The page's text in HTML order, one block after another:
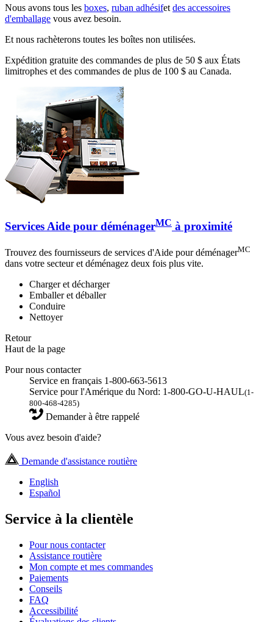
Nous avons tous les boxes, ruban adhésifet des accessoires
d'emballage vous avez besoin.
Et nous rachèterons toutes les boîtes non utilisées.
Expédition gratuite des commandes de plus de 50 $ aux États
limitrophes et des commandes de plus de 100 $ au Canada.
Services Aide pour déménagerMC à proximité
Trouvez des fournisseurs de services d'Aide pour déménagerMC
dans votre secteur et déménagez deux fois plus vite.
Charger et décharger
Emballer et déballer
Conduire
Nettoyer
Retour
Haut de la page
Pour nous contacter
Service en français 1-800-663-5613
Service pour l'Amérique du Nord: 1-800-GO-U-HAUL(1-
800-468-4285)
Demander à être rappelé
Vous avez besoin d'aide?
Demande d'assistance routière
English
Español
Service à la clientèle
Pour nous contacter
Assistance routière
Mon compte et mes commandes
Paiements
Conseils
FAQ
Accessibilité